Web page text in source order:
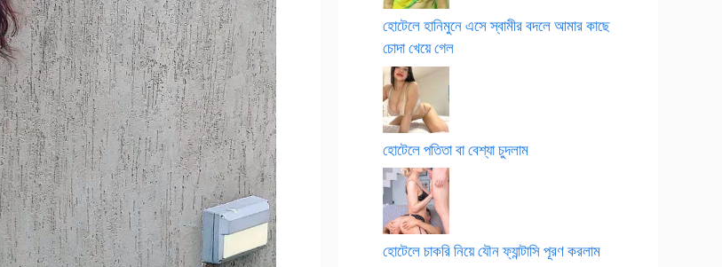
হোটেলে হানিমুনে এসে স্বামীর বদলে আমার কাছে
চোদা খেয়ে গেল
হোটেলে পতিতা বা বেশ্যা চুদলাম
হোটেলে চাকরি নিয়ে যৌন ফ্যান্টাসি পূরণ করলাম